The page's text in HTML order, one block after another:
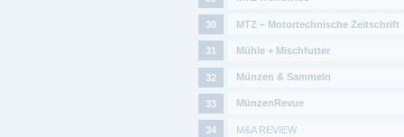
MTZ – Motortechnische Zeitschrift
Mühle + Mischfutter
Münzen & Sammeln
MünzenRevue
M&A REVIEW